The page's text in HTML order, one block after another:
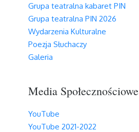
Grupa teatralna kabaret PIN
Grupa teatralna PIN 2026
Wydarzenia Kulturalne
Poezja Słuchaczy
Galeria
Media Społecznościowe
YouTube
YouTube 2021-2022